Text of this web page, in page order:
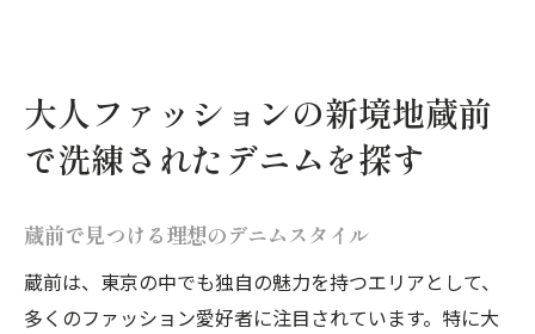
大人ファッションの新境地蔵前
で洗練されたデニムを探す
蔵前で見つける理想のデニムスタイル
蔵前は、東京の中でも独自の魅力を持つエリアとして、
多くのファッション愛好者に注目されています。特に大